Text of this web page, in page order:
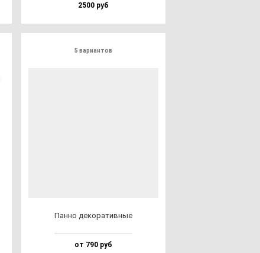
2500 руб
5 вариантов
Пан­но де­ко­ра­тив­ные
от 790 руб